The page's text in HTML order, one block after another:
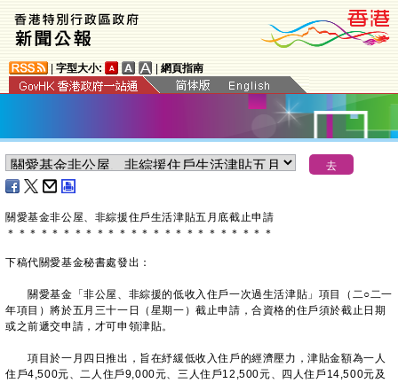
字型大小: 網頁指南
​關愛基金非公屋、非綜援住戶生活津貼五月底截止申請
＊ ＊ ＊ ＊ ＊ ＊ ＊ ＊ ＊ ＊ ＊ ＊ ＊ ＊ ＊ ＊ ＊ ＊ ＊ ＊ ＊ ＊ ＊ ＊
下稿代關愛基金秘書處發出：
關愛基金「非公屋、非綜援的低收入住戶一次過生活津貼」項目（二○二一
年項目）將於五月三十一日（星期一）截止申請，合資格的住戶須於截止日期
或之前遞交申請，才可申領津貼。
項目於一月四日推出，旨在紓緩低收入住戶的經濟壓力，津貼金額為一人
住戶4,500元、二人住戶9,000元、三人住戶12,500元、四人住戶14,500元及